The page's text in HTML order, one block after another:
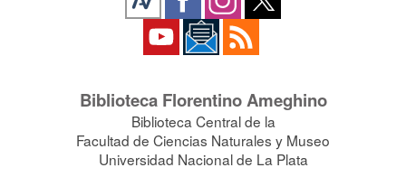
Biblioteca Florentino Ameghino
Biblioteca Central de la
Facultad de Ciencias Naturales y Museo
Universidad Nacional de La Plata